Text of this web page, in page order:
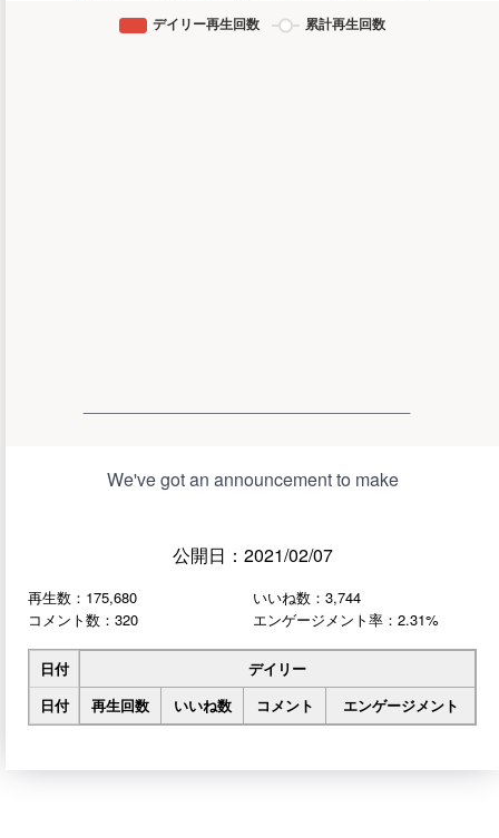
We've got an announcement to make
公開日：2021/02/07
再生数：175,680
いいね数：3,744
コメント数：320
エンゲージメント率：2.31%
日付
デイリー
日付
再生回数 いいね数 コメント エンゲージメント